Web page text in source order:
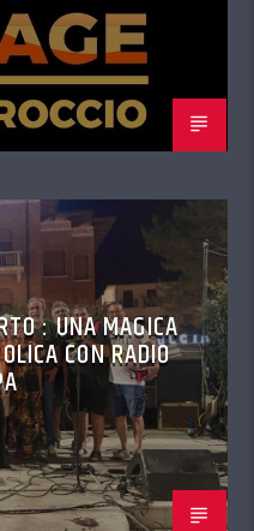
: UNA MAGICA
CON RADIO